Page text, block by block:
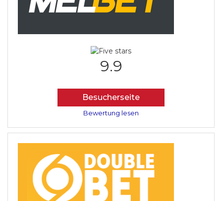
9.9
Besucherseite
Bewertung lesen